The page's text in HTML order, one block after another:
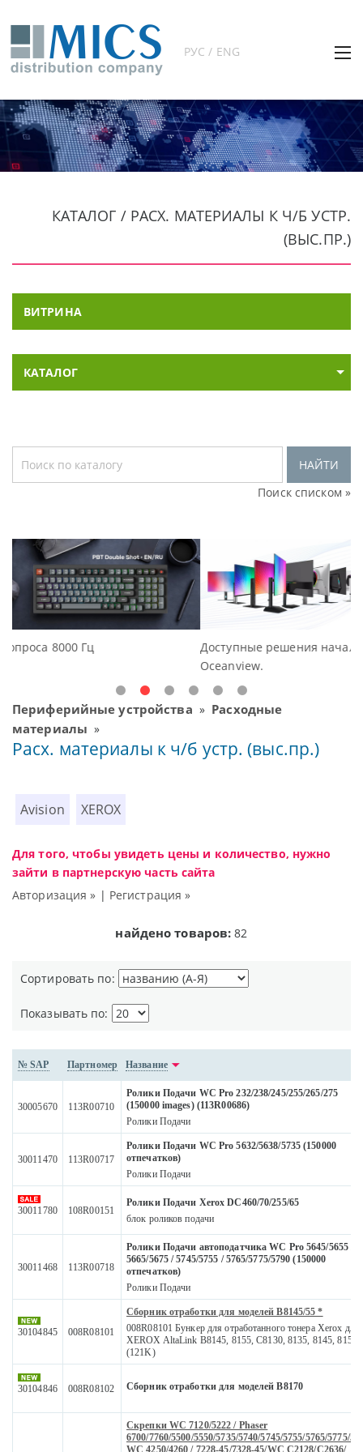
РУС / ENG
КАТАЛОГ / РАСХ. МАТЕРИАЛЫ К Ч/Б УСТР.
(ВЫС.ПР.)
ВИТРИНА
КАТАЛОГ
НАЙТИ
Поиск списком »
Доступные решения начального уровня, новые
Периферийные устройства » Расходные
материалы »
Расх. материалы к ч/б устр. (выс.пр.)
Avision XEROX
Для того, чтобы увидеть цены и количество, нужно
зайти в партнерскую часть сайта
Авторизация » | Регистрация »
найдено товаров: 82
Сортировать по:
Показывать по:
№ SAP Партномер Название
30005670 113R00710
Ролики Подачи WC Pro 232/238/245/255/265/275
(150000 images) (113R00686)
Ролики Подачи
30011470 113R00717
Ролики Подачи WC Pro 5632/5638/5735 (150000
отпечатков)
Ролики Подачи
30011780 108R00151
Ролики Подачи Xerox DC460/70/255/65
блок роликов подачи
30011468 113R00718
Ролики Подачи автоподатчика WC Pro 5645/5655 /
5665/5675 / 5745/5755 / 5765/5775/5790 (150000
отпечатков)
Ролики Подачи
30104845 008R08101
Сборник отработки для моделей B8145/55 *
008R08101 Бункер для отработанного тонера Xerox для
XEROX AltaLink B8145, 8155, C8130, 8135, 8145, 8155
(121K)
30104846 008R08102 Сборник отработки для моделей B8170
Скрепки WC 7120/5222 / Phaser
6700/7760/5500/5550/5735/5740/5745/5755/5765/5775/